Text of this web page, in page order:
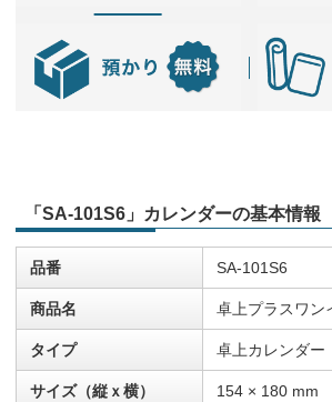
「SA-101S6」カレンダーの基本情報
品番 SA-101S6
商品名 卓上プラスワン
タイプ 卓上カレンダー
サイズ（縦ｘ横） 154 × 180 mm